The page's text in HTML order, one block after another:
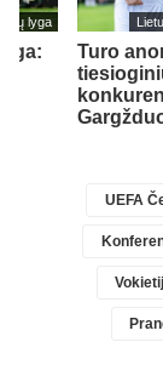
lyga
Turo
UEFA